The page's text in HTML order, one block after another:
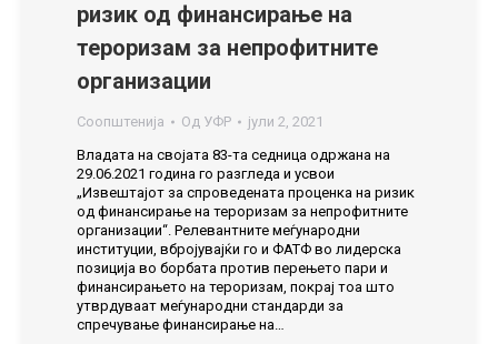
ризик од финансирање на
тероризам за непрофитните
организации
Соопштенија Од УФР
јули 2, 2021
Владата на својата 83-та седница одржана на
29.06.2021 година го разгледа и усвои
„Извештајот за спроведената проценка на ризик
од финансирање на тероризам за непрофитните
организации“. Релевантните меѓународни
институции, вбројувајќи го и ФАТФ во лидерска
позиција во борбата против перењето пари и
финансирањето на тероризам, покрај тоа што
утврдуваат меѓународни стандарди за
спречување финансирање на…